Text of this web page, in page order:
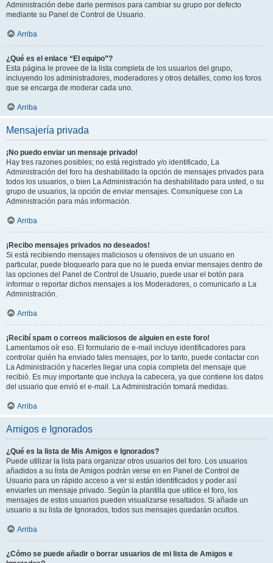
Administración debe darle permisos para cambiar su grupo por defecto
mediante su Panel de Control de Usuario.
Arriba
¿Qué es el enlace “El equipo”?
Esta página le provee de la lista completa de los usuarios del grupo,
incluyendo los administradores, moderadores y otros detalles, como los foros
que se encarga de moderar cada uno.
Arriba
Mensajería privada
¡No puedo enviar un mensaje privado!
Hay tres razones posibles; no está registrado y/o identificado, La
Administración del foro ha deshabilitado la opción de mensajes privados para
todos los usuarios, o bien La Administración ha deshabilitado para usted, o su
grupo de usuarios, la opción de enviar mensajes. Comuníquese con La
Administración para más información.
Arriba
¡Recibo mensajes privados no deseados!
Si está recibiendo mensajes maliciosos u ofensivos de un usuario en
particular, puede bloquearlo para que no le pueda enviar mensajes dentro de
las opciones del Panel de Control de Usuario, puede usar el botón para
informar o reportar dichos mensajes a los Moderadores, o comunicarlo a La
Administración.
Arriba
¡Recibí spam o correos maliciosos de alguien en este foro!
Lamentamos oír eso. El formulario de e-mail incluye identificadores para
controlar quién ha enviado tales mensajes, por lo tanto, puede contactar con
La Administración y hacerles llegar una copia completa del mensaje que
recibió. Es muy importante que incluya la cabecera, ya que contiene los datos
del usuario que envió el e-mail. La Administración tomará medidas.
Arriba
Amigos e Ignorados
¿Qué es la lista de Mis Amigos e Ignorados?
Puede utilizar la lista para organizar otros usuarios del foro. Los usuarios
añadidos a su lista de Amigos podrán verse en en Panel de Control de
Usuario para un rápido acceso a ver si están identificados y poder así
enviarles un mensaje privado. Según la plantilla que utilice el foro, los
mensajes de estos usuarios pueden visualizarse resaltados. Si añade un
usuario a su lista de Ignorados, todos sus mensajes quedarán ocultos.
Arriba
¿Cómo se puede añadir o borrar usuarios de mi lista de Amigos e